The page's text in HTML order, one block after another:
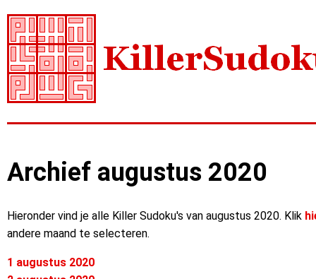
Archief augustus 2020
Hieronder vind je alle Killer Sudoku's van augustus 2020. Klik
andere maand te selecteren.
1 augustus 2020